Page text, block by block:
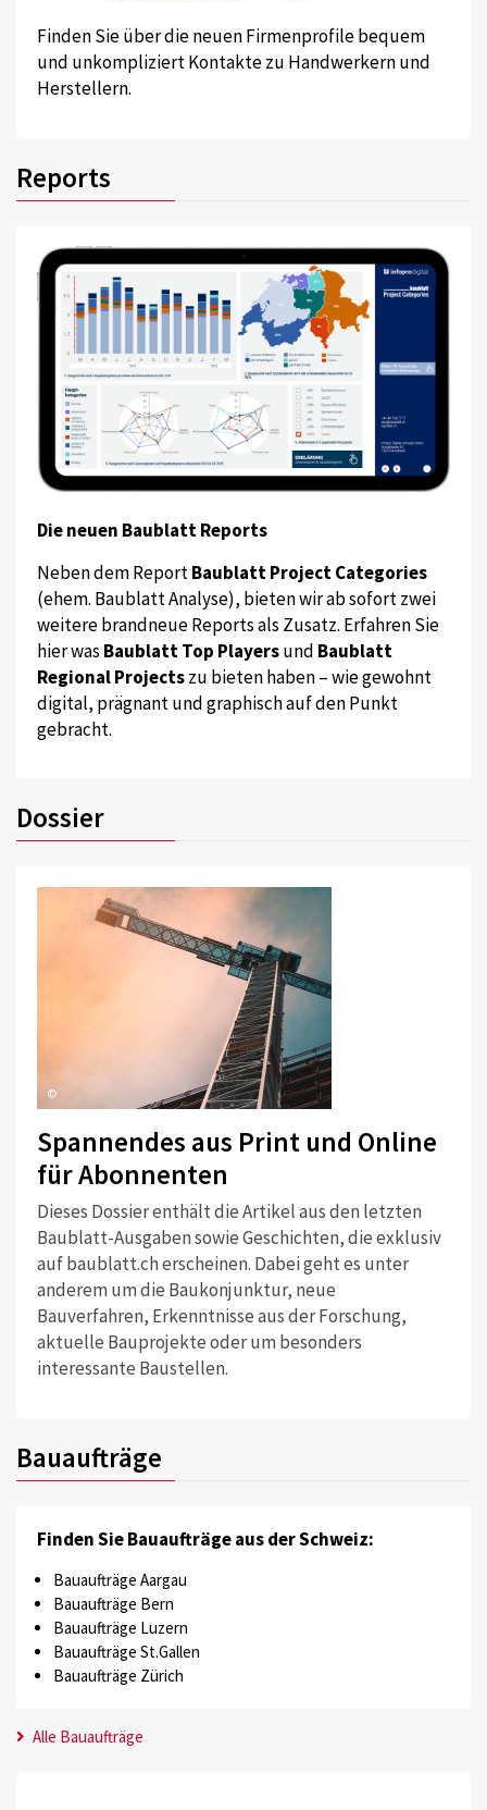
Finden Sie über die neuen Firmenprofile bequem
und unkompliziert Kontakte zu Handwerkern und
Herstellern.
Reports
Die neuen Baublatt Reports
Neben dem ReportBaublatt Project Categories
(ehem. Baublatt Analyse), bieten wir ab sofort zwei
weitere brandneue Reports als Zusatz. Erfahren Sie
hier was Baublatt Top Playersund Baublatt
Regional Projectszu bieten haben – wie gewohnt
digital, prägnant und graphisch auf den Punkt
gebracht.
Dossier
©
Spannendes aus Print und Online
für Abonnenten
Dieses Dossier enthält die Artikel aus den letzten
Baublatt-Ausgaben sowie Geschichten, die exklusiv
auf baublatt.ch erscheinen. Dabei geht es unter
anderem um die Baukonjunktur, neue
Bauverfahren, Erkenntnisse aus der Forschung,
aktuelle Bauprojekte oder um besonders
interessante Baustellen.
Bauaufträge
Finden Sie Bauaufträge aus der Schweiz:
Bauaufträge Aargau
Bauaufträge Bern
Bauaufträge Luzern
Bauaufträge St.Gallen
Bauaufträge Zürich
Alle Bauaufträge